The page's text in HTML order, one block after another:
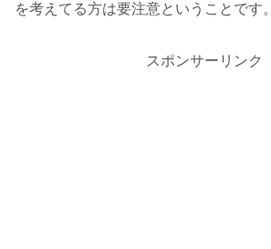
を考えてる方は要注意ということです。
スポンサーリンク